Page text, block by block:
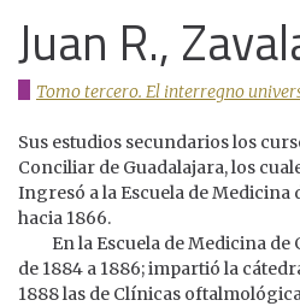
Galería
Documentos
Juan R.,
Tomo tercero. El interregno
Sus estudios secundarios los
Conciliar de Guadalajara, los
Ingresó a la Escuela de Medicina
hacia 1866.
En la Escuela de Medicina
de 1884 a 1886; impartió la
1888 las de Clínicas